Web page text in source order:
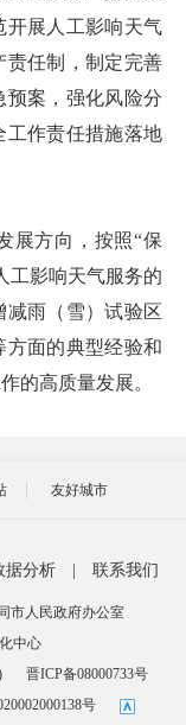
开展人工影响天气
责任制，制定完善
预案，强化风险分
工作责任措施落地
展方向，按照“保
工影响天气服务的
减雨（雪）试验区
方面的典型经验和
的高质量发展。
友好城市
据分析 联系我们
市人民政府办公室
中心
晋ICP备08000733号
号